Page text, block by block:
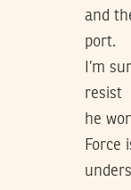
and
port.
I’m
resist
he
Force